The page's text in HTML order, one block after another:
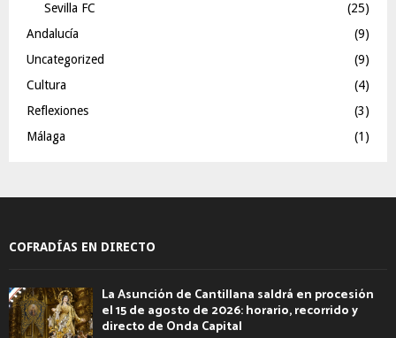
Sevilla FC
(25)
Andalucía
(9)
Uncategorized
(9)
Cultura
(4)
Reflexiones
(3)
Málaga
(1)
COFRADÍAS EN DIRECTO
La Asunción de Cantillana saldrá en procesión
el 15 de agosto de 2026: horario, recorrido y
directo de Onda Capital